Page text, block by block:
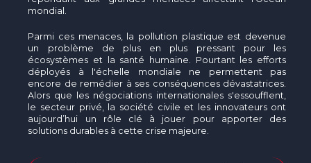
mondial.
Parmi ces menaces, la pollution plastique est devenue
un problème de plus en plus pressant pour les
écosystèmes et la santé humaine. Pourtant les efforts
déployés à l'échelle mondiale ne permettent pas
encore de remédier à ses conséquences dévastatrices.
Alors que les négociations internationales s'essoufflent,
le secteur privé, la société civile et les innovateurs ont
aujourd’hui un rôle clé à jouer pour apporter des
solutions durables à cette crise majeure.